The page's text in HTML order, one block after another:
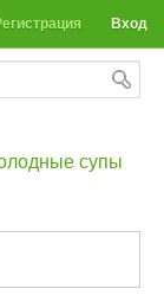
Вход
супы